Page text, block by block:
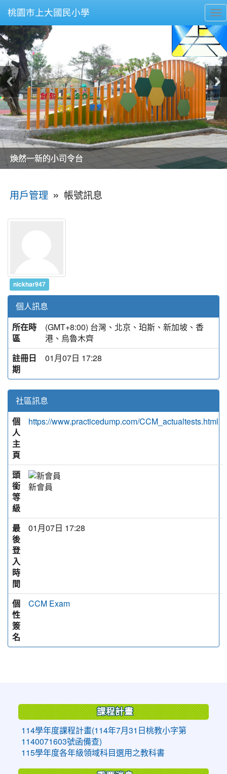
桃園市上大國民小學
美麗的操場是我們活力的來源
美麗的操場是我們活力的來源
煥然一新的小司令台
煥然一新的小司令台
富含桃園埤塘田園風光意象的中廊
富含桃園埤塘田園風光意象的中廊
嶄新的中庭廣場
嶄新的中庭廣場
水生池生生不息
水生池生生不息
用戶管理 » 帳號訊息
nickhar947
個人訊息
所在時
區
(GMT+8:00) 台灣、北京、珀斯、新加坡、香
港、烏魯木齊
註冊日
期
01月07日 17:28
社區訊息
個
人
主
頁
https://www.practicedump.com/CCM_actualtests.html
頭
銜
等
級
新會員
最
後
登
入
時
間
01月07日 17:28
個
性
簽
名
CCM Exam
課程計畫
114學年度課程計畫(114年7月31日桃教小字第
1140071603號函備查)
115學年度各年級領域科目選用之教科書